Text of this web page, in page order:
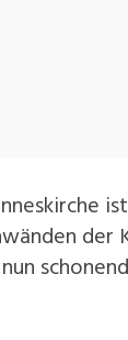
der